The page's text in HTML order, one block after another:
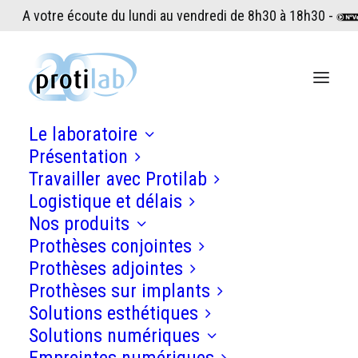
A votre écoute du lundi au vendredi de 8h30 à 18h30 -
Le laboratoire
Présentation
Travailler avec Protilab
Logistique et délais
Nos produits
Prothèses conjointes
Prothèses adjointes
Prothèses sur implants
Solutions esthétiques
Solutions numériques